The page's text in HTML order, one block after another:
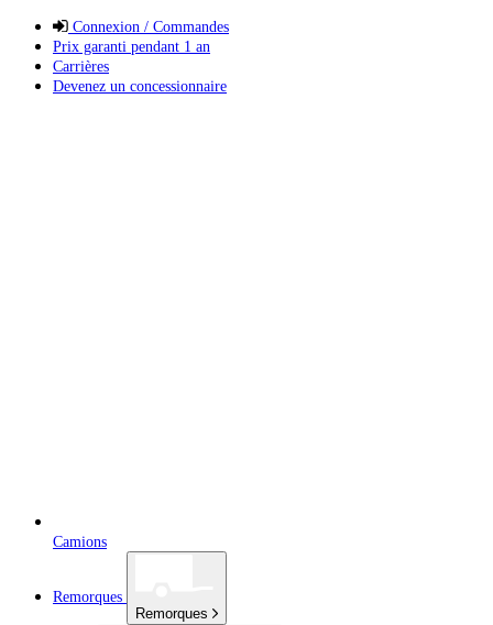
Connexion / Commandes
Prix garanti pendant 1 an
Carrières
Devenez un concessionnaire
Camions
Remorques
Remorques